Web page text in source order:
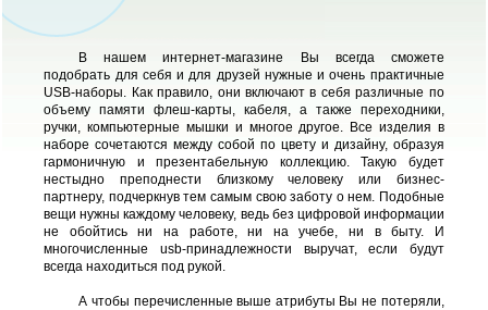
В нашем интернет-магазине Вы всегда сможете
подобрать для себя и для друзей нужные и очень практичные
USB-наборы. Как правило, они включают в себя различные по
объему памяти флеш-карты, кабеля, а также переходники,
ручки, компьютерные мышки и многое другое. Все изделия в
наборе сочетаются между собой по цвету и дизайну, образуя
гармоничную и презентабельную коллекцию. Такую будет
нестыдно преподнести близкому человеку или бизнес-
партнеру, подчеркнув тем самым свою заботу о нем. Подобные
вещи нужны каждому человеку, ведь без цифровой информации
не обойтись ни на работе, ни на учебе, ни в быту. И
многочисленные usb-принадлежности выручат, если будут
всегда находиться под рукой.
А чтобы перечисленные выше атрибуты Вы не потеряли,